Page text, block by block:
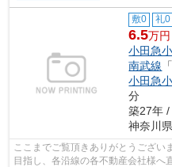
敷0 礼0
6.5万円
小田急
南武線
小田急
分
築27年 /
神奈川県
ここまでご覧頂きありがとうござい
目指し、各沿線の各不動産会社様へ